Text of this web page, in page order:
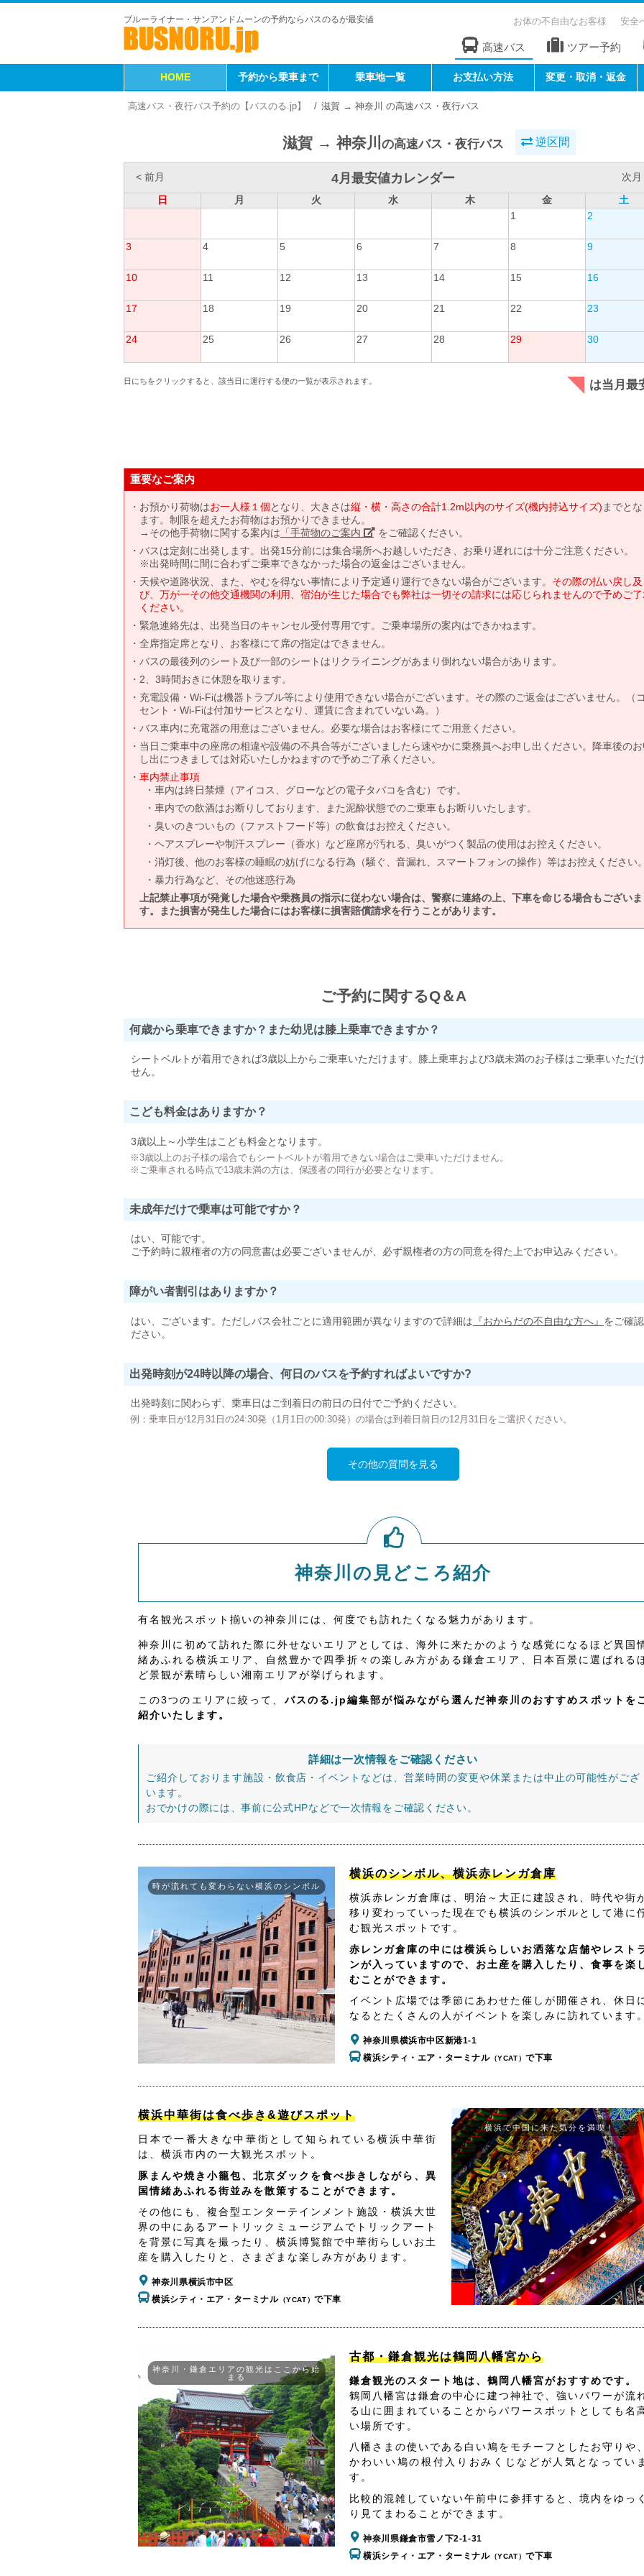
ブルーライナー・サンアンドムーンの予約ならバスのるが最安値 お体の不自由なお客様 安全
高速バス ツアー予約
HOME 予約から乗車まで 乗車地一覧 お支払い方法 変更・取消・返金
高速バス・夜行バス予約の【バスのる.jp】 滋賀 → 神奈川 の高速バス・夜行バス
滋賀 → 神奈川 の高速バス・夜行バス 逆区間
< 前月 4月最安値カレンダー
次月
日
月 火 水 木 金
土
1
2
3 4 5 6 7 8 9
10 11 12 13 14 15 16
17 18 19 20 21 22 23
24 25 26 27 28 29 30
日にちをクリックすると、該当日に運行する便の一覧が表示されます。 は当月最
重要なご案内
お預かり荷物はお一人様１個となり、大きさは縦・横・高さの合計1.2m以内のサイズ(機内持込サイズ) までと
ます。制限を超えたお荷物はお預かりできません。
→その他手荷物に関する案内は 「手荷物のご案内」 をご確認ください。
バスは定刻に出発します。出発15分前には集合場所へお越しいただき、お乗り遅れには十分ご注意ください。
※出発時間に間に合わずご乗車できなかった場合の返金はございません。
天候や道路状況、また、やむを得ない事情により予定通り運行できない場合がございます。 その際の払い戻し及
び、万が一その他交通機関の利用、宿泊が生じた場合でも弊社は一切その請求には応じられませんので予めご
ください。
緊急連絡先は、出発当日のキャンセル受付専用です。ご乗車場所の案内はできかねます。
全席指定席となり、お客様にて席の指定はできません。
バスの最後列のシート及び一部のシートはリクライニングがあまり倒れない場合があります。
2、3時間おきに休憩を取ります。
充電設備・Wi-Fiは機器トラブル等により使用できない場合がございます。その際のご返金はございません。（
セント・Wi-Fiは付加サービスとなり、運賃に含まれていない為。）
バス車内に充電器の用意はございません。必要な場合はお客様にてご用意ください。
当日ご乗車中の座席の相違や設備の不具合等がございましたら速やかに乗務員へお申し出ください。降車後の
し出につきましては対応いたしかねますので予めご了承ください。
車内禁止事項
車内は終日禁煙（アイコス、グローなどの電子タバコを含む）です。
車内での飲酒はお断りしております、また泥酔状態でのご乗車もお断りいたします。
臭いのきついもの（ファストフード等）の飲食はお控えください。
ヘアスプレーや制汗スプレー（香水）など座席が汚れる、臭いがつく製品の使用はお控えください。
消灯後、他のお客様の睡眠の妨げになる行為（騒ぐ、音漏れ、スマートフォンの操作）等はお控えください
暴力行為など、その他迷惑行為
上記禁止事項が発覚した場合や乗務員の指示に従わない場合は、警察に連絡の上、下車を命じる場合もございま
す。また損害が発生した場合にはお客様に損害賠償請求を行うことがあります。
ご予約に関するQ＆A
何歳から乗車できますか？また幼児は膝上乗車できますか？
シートベルトが着用できれば3歳以上からご乗車いただけます。膝上乗車および3歳未満のお子様はご乗車いただ
せん。
こども料金はありますか？
3歳以上～小学生はこども料金となります。
※3歳以上のお子様の場合でもシートベルトが着用できない場合はご乗車いただけません。
※ご乗車される時点で13歳未満の方は、保護者の同行が必要となります。
未成年だけで乗車は可能ですか？
はい、可能です。
ご予約時に親権者の方の同意書は必要ございませんが、必ず親権者の方の同意を得た上でお申込みください。
障がい者割引はありますか？
はい、ございます。ただしバス会社ごとに適用範囲が異なりますので詳細は 『おからだの不自由な方へ』 をご確
ださい。
出発時刻が24時以降の場合、何日のバスを予約すればよいですか?
出発時刻に関わらず、乗車日はご到着日の前日の日付でご予約ください。
例：乗車日が12月31日の24:30発（1月1日の00:30発）の場合は到着日前日の12月31日をご選択ください。
その他の質問を見る
神奈川の見どころ紹介
有名観光スポット揃いの神奈川には、何度でも訪れたくなる魅力があります。
神奈川に初めて訪れた際に外せないエリアとしては、海外に来たかのような感覚になるほど異国
緒あふれる横浜エリア、自然豊かで四季折々の楽しみ方がある鎌倉エリア、日本百景に選ばれる
ど景観が素晴らしい湘南エリアが挙げられます。
この3つのエリアに絞って、 バスのる.jp編集部が悩みながら選んだ神奈川のおすすめスポットを
紹介いたします。
詳細は一次情報をご確認ください
ご紹介しております施設・飲食店・イベントなどは、営業時間の変更や休業または中止の可能性がござ
います。
おでかけの際には、事前に公式HPなどで一次情報をご確認ください。
時が流れても変わらない横浜のシンボル
横浜のシンボル、横浜赤レンガ倉庫
横浜赤レンガ倉庫は、明治～大正に建設され、時代や街
移り変わっていった現在でも横浜のシンボルとして港に
む観光スポットです。
赤レンガ倉庫の中には横浜らしいお洒落な店舗やレスト
ンが入っていますので、お土産を購入したり、食事を楽
むことができます。
イベント広場では季節にあわせた催しが開催され、休日
なるとたくさんの人がイベントを楽しみに訪れています
神奈川県横浜市中区新港1-1
横浜シティ・エア・ターミナル（YCAT）で下車
横浜中華街は食べ歩き&遊びスポット
日本で一番大きな中華街として知られている横浜中華街
は、横浜市内の一大観光スポット。
豚まんや焼き小籠包、北京ダックを食べ歩きしながら、異
国情緒あふれる街並みを散策することができます。
その他にも、複合型エンターテインメント施設・横浜大世
界の中にあるアートリックミュージアムでトリックアート
を背景に写真を撮ったり、横浜博覧館で中華街らしいお土
産を購入したりと、さまざまな楽しみ方があります。
神奈川県横浜市中区
横浜シティ・エア・ターミナル（YCAT）で下車
横浜で中国に来た気分を満喫！
神奈川・鎌倉エリアの観光はここから始
まる
古都・鎌倉観光は鶴岡八幡宮から
鎌倉観光のスタート地は、鶴岡八幡宮がおすすめです。
鶴岡八幡宮は鎌倉の中心に建つ神社で、強いパワーが流
る山に囲まれていることからパワースポットとしても名
い場所です。
八幡さまの使いである白い鳩をモチーフとしたお守りや
かわいい鳩の根付入りおみくじなどが人気となってい
す。
比較的混雑していない午前中に参拝すると、境内をゆっ
り見てまわることができます。
神奈川県鎌倉市雪ノ下2-1-31
横浜シティ・エア・ターミナル（YCAT）で下車